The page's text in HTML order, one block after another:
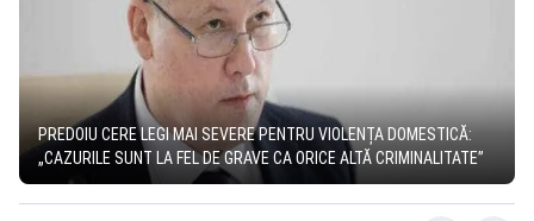
PREDOIU CERE LEGI MAI SEVERE PENTRU VIOLENȚA DOMESTICĂ:
„CAZURILE SUNT LA FEL DE GRAVE CA ORICE ALTĂ CRIMINALITATE”